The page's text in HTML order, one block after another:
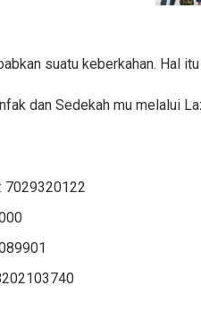
suatu keberkahan. Hal
dan Sedekah mu melalui
7029320122